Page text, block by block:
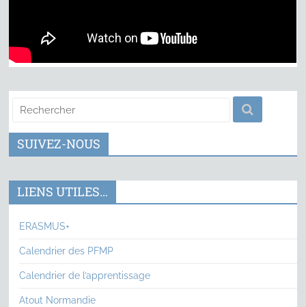
SUIVEZ-NOUS
LIENS UTILES…
ERASMUS+
Calendrier des PFMP
Calendrier de l’apprentissage
Atout Normandie